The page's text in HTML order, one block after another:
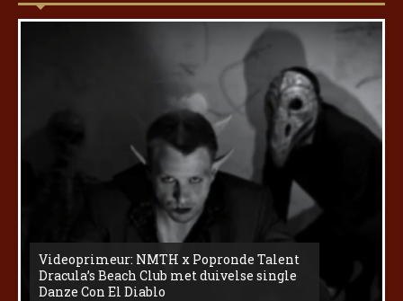
Videoprimeur: NMTH x Popronde Talent
Dracula’s Beach Club met duivelse single
Danze Con El Diablo